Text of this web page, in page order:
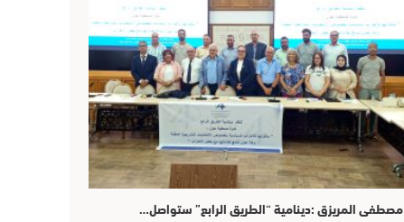
مصطفى المريزق :دينامية “الطريق الرابع” ستواصل…